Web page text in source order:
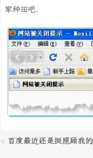
家种田吧.
« 百度最近还是挺照顾我的